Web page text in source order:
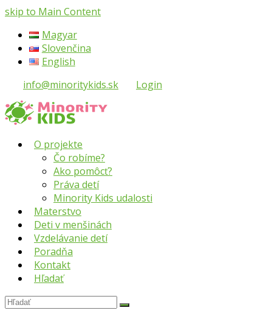
skip to Main Content
Magyar
Slovenčina
English
info@minoritykids.sk
Login
O projekte
Čo robíme?
Ako pomôcť?
Práva detí
Minority Kids udalosti
Materstvo
Deti v menšinách
Vzdelávanie detí
Poradňa
Kontakt
Hľadať
Hľadať
Submit